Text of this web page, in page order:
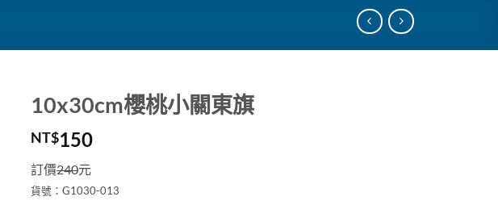
10x30cm櫻桃小關東旗
NT$150
訂價240元
貨號：G1030-013